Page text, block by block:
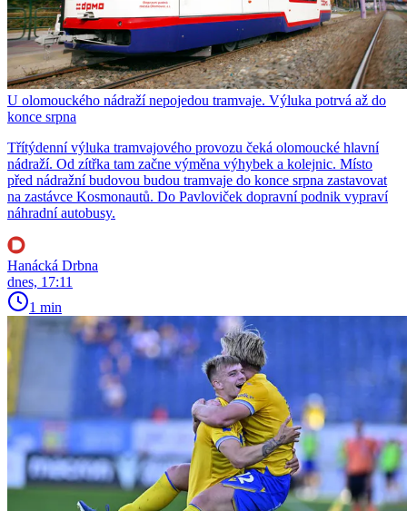
U olomouckého nádraží nepojedou tramvaje. Výluka potrvá až do
konce srpna
Třítýdenní výluka tramvajového provozu čeká olomoucké hlavní
nádraží. Od zítřka tam začne výměna výhybek a kolejnic. Místo
před nádražní budovou budou tramvaje do konce srpna zastavovat
na zastávce Kosmonautů. Do Pavloviček dopravní podnik vypraví
náhradní autobusy.
Hanácká Drbna
dnes, 17:11
1 min